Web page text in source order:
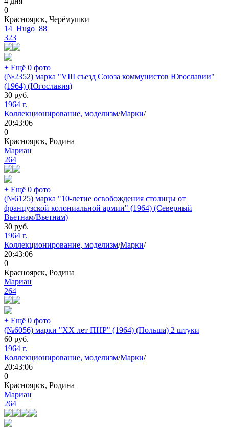
0
Красноярск, Черёмушки
14_Hugo_88
323
+ Ещё 0 фото
(№2352) марка "VIII съезд Союза коммунистов Югославии"
(1964) (Югославия)
30 руб.
1964 г.
Коллекционирование, моделизм/Марки/
20:43:06
0
Красноярск, Родина
Мариан
264
+ Ещё 0 фото
(№6125) марка "10-летие освобождения столицы от
французской колониальной армии" (1964) (Северный
Вьетнам/Вьетнам)
30 руб.
1964 г.
Коллекционирование, моделизм/Марки/
20:43:06
0
Красноярск, Родина
Мариан
264
+ Ещё 0 фото
(№6056) марки "XX лет ПНР" (1964) (Польша) 2 штуки
60 руб.
1964 г.
Коллекционирование, моделизм/Марки/
20:43:06
0
Красноярск, Родина
Мариан
264